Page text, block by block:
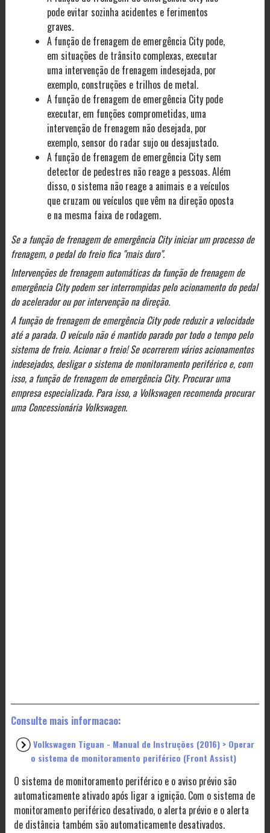
pode evitar sozinha acidentes e ferimentos
graves.
A função de frenagem de emergência City pode,
em situações de trânsito complexas, executar
uma intervenção de frenagem indesejada, por
exemplo, construções e trilhos de metal.
A função de frenagem de emergência City pode
executar, em funções comprometidas, uma
intervenção de frenagem não desejada, por
exemplo, sensor do radar sujo ou desajustado.
A função de frenagem de emergência City sem
detector de pedestres não reage a pessoas. Além
disso, o sistema não reage a animais e a veículos
que cruzam ou veículos que vêm na direção oposta
e na mesma faixa de rodagem.
Se a função de frenagem de emergência City iniciar um processo de
frenagem, o pedal do freio fica "mais duro".
Intervenções de frenagem automáticas da função de frenagem de
emergência City podem ser interrompidas pelo acionamento do pedal
do acelerador ou por intervenção na direção.
A função de frenagem de emergência City pode reduzir a velocidade
até a parada. O veículo não é mantido parado por todo o tempo pelo
sistema de freio. Acionar o freio! Se ocorrerem vários acionamentos
indesejados, desligar o sistema de monitoramento periférico e, com
isso, a função de frenagem de emergência City. Procurar uma
empresa especializada. Para isso, a Volkswagen recomenda procurar
uma Concessionária Volkswagen.
Consulte mais informacao:
Volkswagen Tiguan - Manual de Instruções (2016) > Operar
o sistema de monitoramento periférico (Front Assist)
O sistema de monitoramento periférico e o aviso prévio são
automaticamente ativado após ligar a ignição. Com o sistema de
monitoramento periférico desativado, o alerta prévio e o alerta
de distância também são automaticamente desativados.